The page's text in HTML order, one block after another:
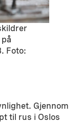
Foto:
Gjennom
til rus i Oslos